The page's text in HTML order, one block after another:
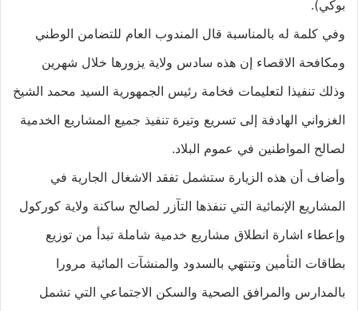
بوكي).
وفي كلمة له بالمناسبة قال المندوب العام للتضامن الوطني
ومكافحة الاقصاء إن هذه سادس ولاية يزورها خلال شهرين
وذلك تنفيذا لتعليمات فخامة رئيس الجمهورية السيد محمد الشيخ
الغزواني الهادفة إلى تسريع وتيرة تنفيذ جميع المشاريع الخدمية
لصالح المواطنين في عموم البلاد.
وأضاف أن هذه الزيارة ستشمل تفقد الاشغال الجارية في
المشاريع الإنمائية التي تنفذها التآزر لصالح ساكنة ولاية كوركول
وإعطاء اشارة انطلاق مشاريع خدمية شاملة تبدأ من توزيع
بطاقات التأمين وتنتهي بالسدود والمنشآت المائية مرورا
بالمدارس والمرافق الصحية والسكن الاجتماعي التي تشمل